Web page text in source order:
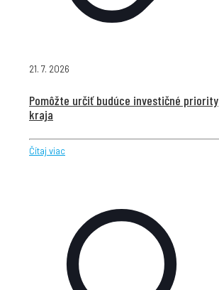
21. 7. 2026
Pomôžte určiť budúce investičné priority
kraja
Čítaj viac